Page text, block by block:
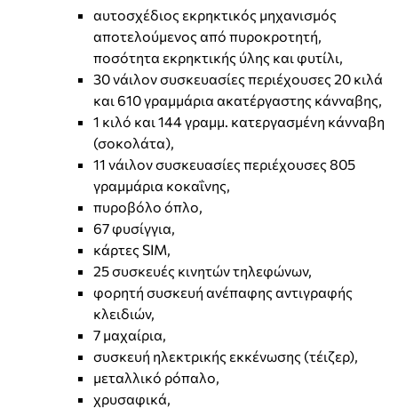
αυτοσχέδιος εκρηκτικός μηχανισμός
αποτελούμενος από πυροκροτητή,
ποσότητα εκρηκτικής ύλης και φυτίλι,
30 νάιλον συσκευασίες περιέχουσες 20 κιλά
και 610 γραμμάρια ακατέργαστης κάνναβης,
1 κιλό και 144 γραμμ. κατεργασμένη κάνναβη
(σοκολάτα),
11 νάιλον συσκευασίες περιέχουσες 805
γραμμάρια κοκαΐνης,
πυροβόλο όπλο,
67 φυσίγγια,
κάρτες SIM,
25 συσκευές κινητών τηλεφώνων,
φορητή συσκευή ανέπαφης αντιγραφής
κλειδιών,
7 μαχαίρια,
συσκευή ηλεκτρικής εκκένωσης (τέιζερ),
μεταλλικό ρόπαλο,
χρυσαφικά,